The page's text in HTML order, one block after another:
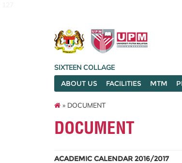
SIXTEEN COLLAGE
ABOUT US
FACILITIES MTM
» DOCUMENT
DOCUMENT
ACADEMIC CALENDAR 2016/2017